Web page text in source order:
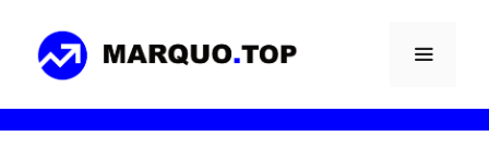
contenu